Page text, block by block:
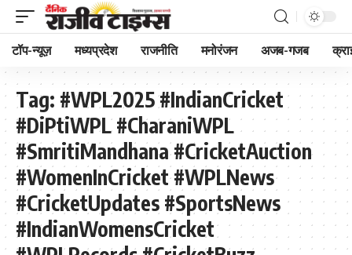
टॉप-न्यूज़ मध्यप्रदेश राजनीति मनोरंजन अजब-गजब
Tag: #WPL2025 #IndianCricket
#DiPtiWPL #CharaniWPL
#SmritiMandhana #CricketAuction
#WomenInCricket #WPLNews
#CricketUpdates #SportsNews
#IndianWomensCricket